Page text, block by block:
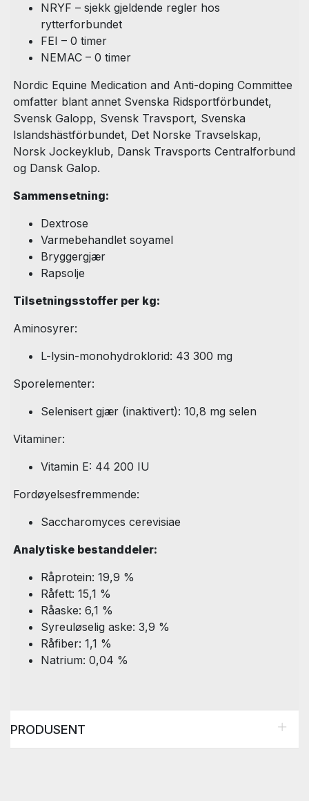
NRYF – sjekk gjeldende regler hos
rytterforbundet
FEI – 0 timer
NEMAC – 0 timer
Nordic Equine Medication and Anti-doping Committee
omfatter blant annet Svenska Ridsportförbundet,
Svensk Galopp, Svensk Travsport, Svenska
Islandshästförbundet, Det Norske Travselskap,
Norsk Jockeyklub, Dansk Travsports Centralforbund
og Dansk Galop.
Sammensetning:
Dextrose
Varmebehandlet soyamel
Bryggergjær
Rapsolje
Tilsetningsstoffer per kg:
Aminosyrer:
L-lysin-monohydroklorid: 43 300 mg
Sporelementer:
Selenisert gjær (inaktivert): 10,8 mg selen
Vitaminer:
Vitamin E: 44 200 IU
Fordøyelsesfremmende:
Saccharomyces cerevisiae
Analytiske bestanddeler:
Råprotein: 19,9 %
Råfett: 15,1 %
Råaske: 6,1 %
Syreuløselig aske: 3,9 %
Råfiber: 1,1 %
Natrium: 0,04 %
PRODUSENT